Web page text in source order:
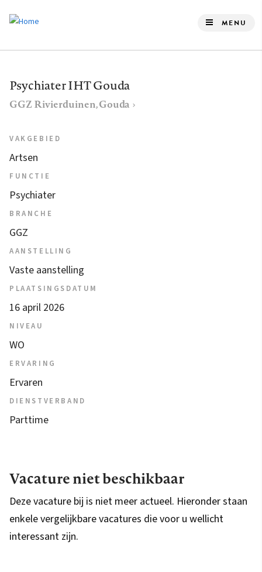
de
gaan
MENU
Psychiater IHT Gouda
GGZ Rivierduinen, Gouda
VAKGEBIED
Artsen
FUNCTIE
Psychiater
BRANCHE
GGZ
AANSTELLING
Vaste aanstelling
PLAATSINGSDATUM
16 april 2026
NIVEAU
WO
ERVARING
Ervaren
DIENSTVERBAND
Parttime
Vacature niet beschikbaar
Deze vacature bij is niet meer actueel. Hieronder staan
enkele vergelijkbare vacatures die voor u wellicht
interessant zijn.